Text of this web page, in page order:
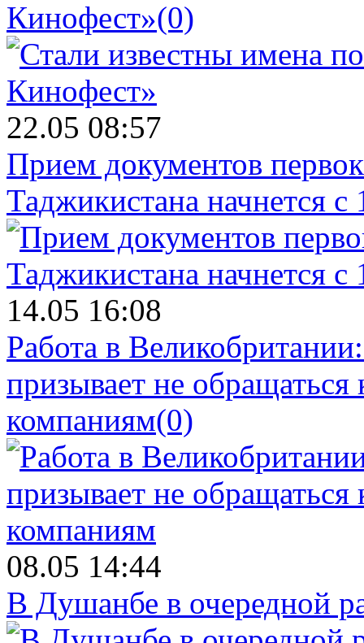
Кинофест»(0)
22.05 08:57
Прием документов
Таджикистана начнется с
14.05 16:08
Работа в
призывает не
компаниям(0)
08.05 14:44
В Душанбе в очередной